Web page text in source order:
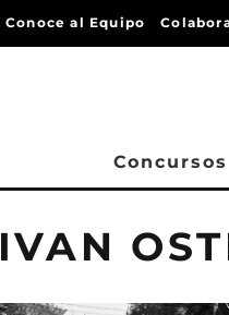
Conoce al Equipo
IVAN